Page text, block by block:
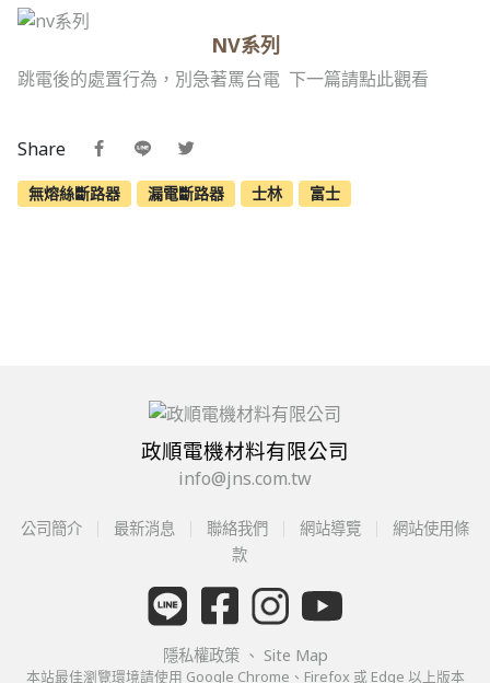
NV系列
跳電後的處置行為，別急著罵台電 下一篇請點此觀看
Share
無熔絲斷路器 漏電斷路器 士林 富士
政順電機材料有限公司
info@jns.com.tw
公司簡介 最新消息 聯絡我們 網站導覽
網站使用條
款
隱私權政策 、 Site Map
本站最佳瀏覽環境請使用 Google Chrome、Firefox 或 Edge 以上版本